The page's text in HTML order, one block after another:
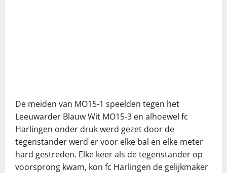
De meiden van MO15-1 speelden tegen het
Leeuwarder Blauw Wit MO15-3 en alhoewel fc
Harlingen onder druk werd gezet door de
tegenstander werd er voor elke bal en elke meter
hard gestreden. Elke keer als de tegenstander op
voorsprong kwam, kon fc Harlingen de gelijkmaker